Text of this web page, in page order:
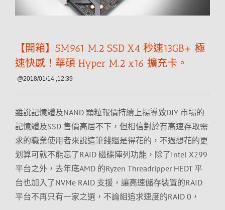
【開箱】SM961 M.2 SSD X4 秒速13GB+ 極
速快感！華碩 Hyper M.2 x16 擴充卡。
@2018/01/14 ,12:39
雖說記憶體及NAND 顆粒報價持續上揚導致DIY 市場的
記憶體及SSD 售價高居不下，但相信對於有高速存取需
求的職業使用者來說這筆錢還是得花的，不過想花的更
划算可就不能忘了RAID 磁碟陣列功能，除了Intel X299
平台之外，去年底AMD 的Ryzen Threadripper HEDT 平
台也加入了NVMe RAID 支援，讓高速儲存裝置的RAID
平台不再只有一家之選，不論組追求速度的RAID 0，